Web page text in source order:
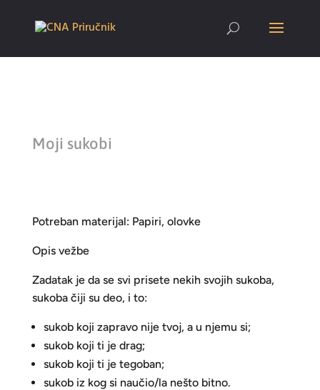
Moji sukobi
Potreban materijal: Papiri, olovke
Opis vežbe
Zadatak je da se svi prisete nekih svojih sukoba,
sukoba čiji su deo, i to:
sukob koji zapravo nije tvoj, a u njemu si;
sukob koji ti je drag;
sukob koji ti je tegoban;
sukob iz kog si naučio/la nešto bitno.